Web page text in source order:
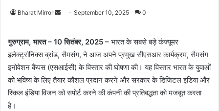
Bharat Mirror
a
n
e
m
September 10, 2025 0
गुरुग्राम, भारत – 10 सितंबर, 2025 – भारत के सबसे बड़े कंज्‍यूमर
इलेक्ट्रॉनिक्स ब्रांड, सैमसंग, ने आज अपने प्रमुख सीएसआर कार्यक्रम, सैमसंग
इनोवेशन कैंपस (एसआईसी) के विस्तार की घोषणा की। यह विस्‍तार भारत के युवाओं
को भविष्य के लिए तैयार कौशल प्रदान करने और सरकार के डिजिटल इंडिया और
स्किल इंडिया विजन को सपोर्ट करने की कंपनी की प्रतिबद्धता को मजबूत करता
है।